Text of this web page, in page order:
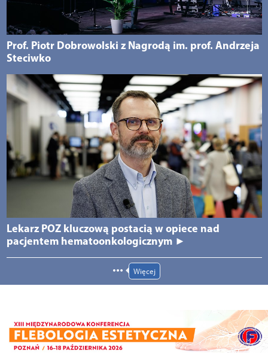
Prof. Piotr Dobrowolski z Nagrodą im. prof. Andrzeja
Steciwko
Lekarz POZ kluczową postacią w opiece nad
pacjentem hematoonkologicznym ►
Więcej